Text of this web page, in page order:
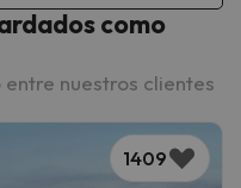
como
nuestros clientes
1409